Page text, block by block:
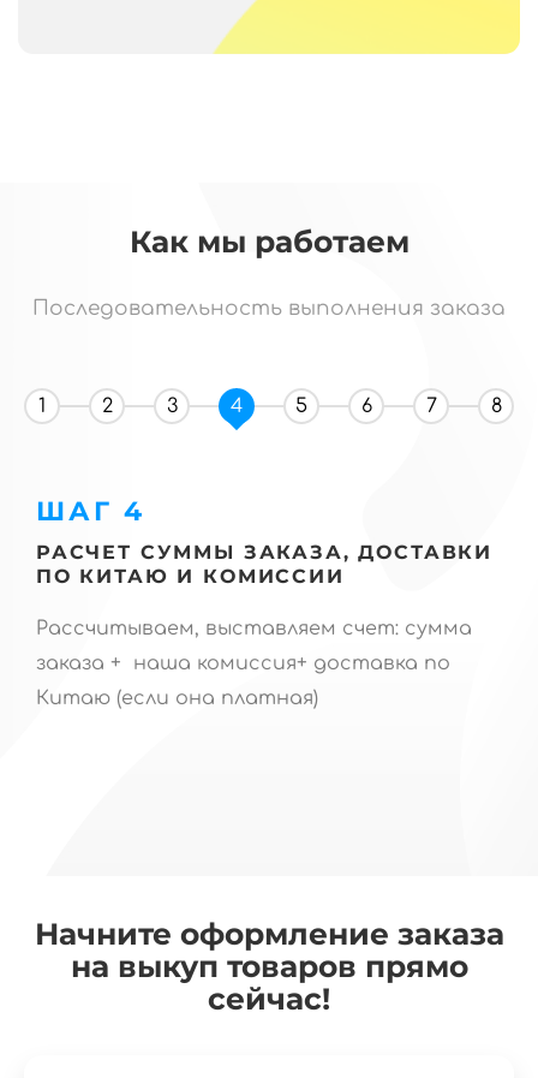
Как мы работаем
Последовательность выполнения заказа
1 2 3 4 5 6 7 8
ШАГ 4
РАСЧЕТ СУММЫ ЗАКАЗА, ДОСТАВКИ
ПО КИТАЮ И КОМИССИИ
Рассчитываем, выставляем счет: сумма
заказа + наша комиссия+ доставка по
Китаю (если она платная)
Начните оформление заказа
на выкуп товаров прямо
сейчас!